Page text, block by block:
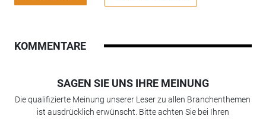
KOMMENTARE
SAGEN SIE UNS IHRE MEINUNG
Die qualifizierte Meinung unserer Leser zu allen Branchenthemen
ist ausdrücklich erwünscht. Bitte achten Sie bei Ihren